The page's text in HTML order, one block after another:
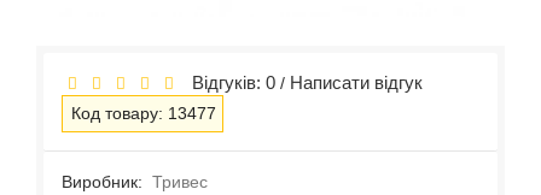
Відгуків: 0 / Написати відгук
Код товару: 13477
Виробник: Тривес